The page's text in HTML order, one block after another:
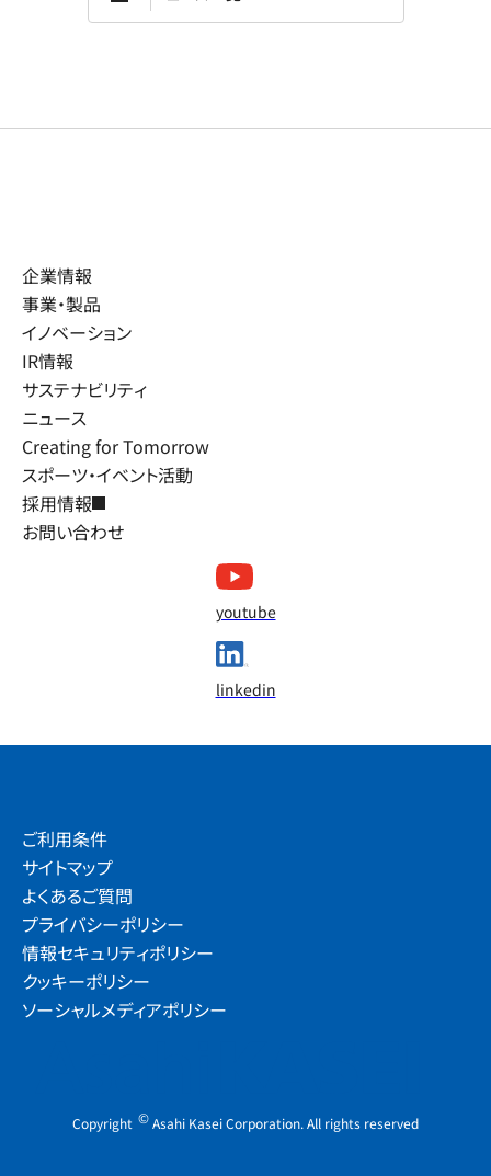
企業情報
事業・製品
イノベーション
IR情報
サステナビリティ
ニュース
Creating for Tomorrow
スポーツ・イベント活動
採用情報
お問い合わせ
youtube
linkedin
ご利用条件
サイトマップ
よくあるご質問
プライバシーポリシー
情報セキュリティポリシー
クッキーポリシー
ソーシャルメディアポリシー
Copyright ©Asahi Kasei Corporation. All rights reserved